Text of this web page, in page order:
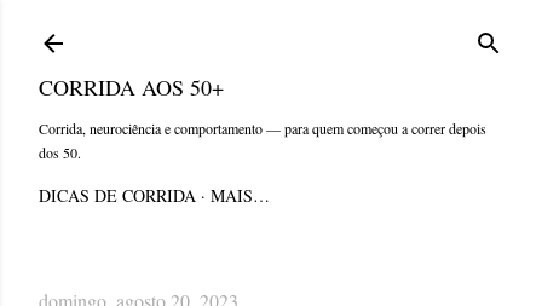
CORRIDA AOS 50+
Corrida, neurociência e comportamento — para quem começou a correr depois
dos 50.
DICAS DE CORRIDA MAIS…
domingo, agosto 20, 2023